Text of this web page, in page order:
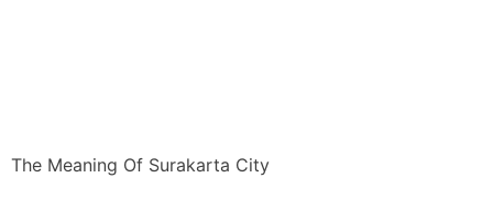
The Meaning Of Surakarta City